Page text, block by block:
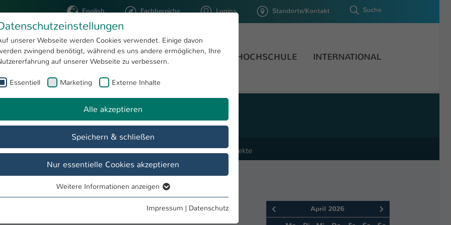
English Fachbereiche Logins Standorte/Kontakt Suche
STUDIUM FORSCHUNG HOCHSCHULE INTERNATIONAL
Life Cycle Veranstaltungen
Nach dem Studium Team Veranstaltungen FAQ Projekte
Life Cycle
April 2026
unserer Webseite werden Cookies verwendet. Einige davon
zwingend benötigt, während es uns andere ermöglichen, Ihre
auf unserer Webseite zu verbessern.
Essentiell Marketing Externe Inhalte
Alle akzeptieren
Speichern & schließen
Nur essentielle Cookies akzeptieren
Essentielle Cookies werden für grundlegende Funktionen der
Weitere Informationen anzeigen
Impressum | Datenschutz